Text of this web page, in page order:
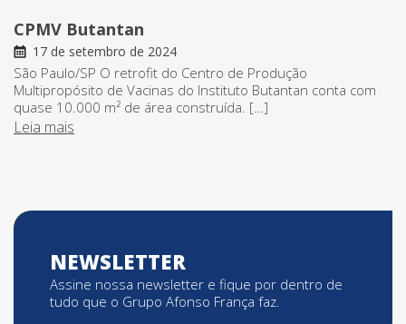
CPMV Butantan
17 de setembro de 2024
São Paulo/SP O retrofit do Centro de Produção
Multipropósito de Vacinas do Instituto Butantan conta com
quase 10.000 m² de área construída. […]
Leia mais
NEWSLETTER
Assine nossa newsletter e fique por dentro de
tudo que o Grupo Afonso França faz.